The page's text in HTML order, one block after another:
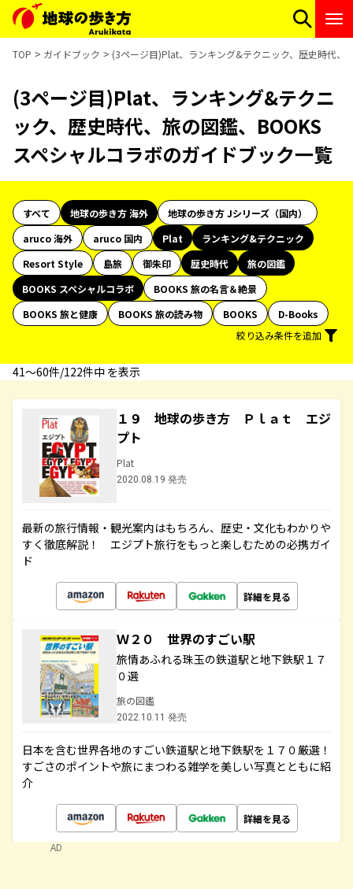
TOP ガイドブック (3ページ目)Plat、ランキング&テクニック、歴史時代、
(3ページ目)Plat、ランキング&テクニ
ック、歴史時代、旅の図鑑、BOOKS
スペシャルコラボのガイドブック一覧
すべて 地球の歩き方 海外
地球の歩き方 Jシリーズ（国内）
aruco 海外
aruco 国内 Plat
ランキング&テクニック
Resort Style
島旅 御朱印 歴史時代
旅の図鑑
BOOKS スペシャルコラボ
BOOKS 旅の名言＆絶景
BOOKS 旅と健康
BOOKS 旅の読み物 BOOKS
D-Books
絞り込み条件を追加
41〜60件/122件中 を表示
１９ 地球の歩き方 Ｐｌａｔ エジ
プト
Plat
2020.08.19 発売
最新の旅行情報・観光案内はもちろん、歴史・文化もわかりや
すく徹底解説！ エジプト旅行をもっと楽しむための必携ガイ
ド
詳細を見る
Ｗ２０ 世界のすごい駅
旅情あふれる珠玉の鉄道駅と地下鉄駅１７
０選
旅の図鑑
2022.10.11 発売
日本を含む世界各地のすごい鉄道駅と地下鉄駅を１７０厳選！
すごさのポイントや旅にまつわる雑学を美しい写真とともに紹
介
詳細を見る
AD